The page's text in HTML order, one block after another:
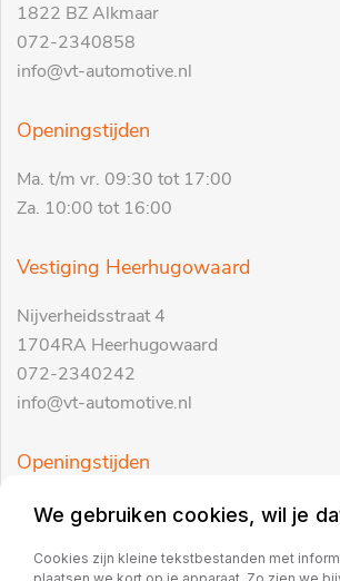
1822 BZ Alkmaar
072-2340858
info@vt-automotive.nl
Openingstijden
Ma. t/m vr. 09:30 tot 17:00
Za. 10:00 tot 16:00
Vestiging Heerhugowaard
Nijverheidsstraat 4
1704RA Heerhugowaard
072-2340242
info@vt-automotive.nl
Openingstijden
Ma. t/m vr. 09:30 tot 17:00
We gebruiken cookies, wil je
Cookies zijn kleine tekstbestanden met